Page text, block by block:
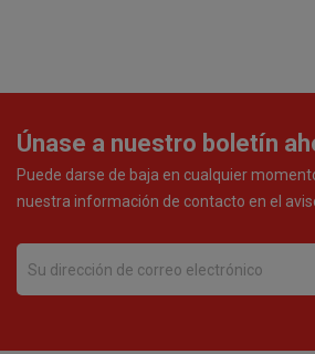
Únase a nuestro boletín
Puede darse de baja en cualquier
nuestra información de contacto en el